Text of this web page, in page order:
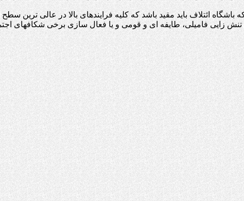
ائتلاف باید مقید باشد که کلیه فرایندهای بالا در عالی ترین
زایی فامیلی، طایفه ای و قومی و یا فعال سازی برخی شکافهای